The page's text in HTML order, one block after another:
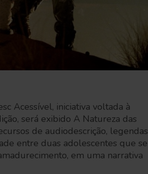
Acessível, iniciativa voltada à
será exibido A Natureza das
de audiodescrição, legendas
entre duas adolescentes que se
em uma narrativa